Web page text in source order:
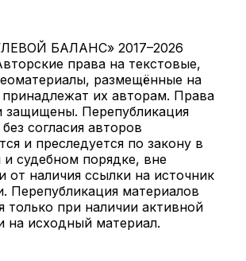
БАЛАНС» 2017–2026
права на текстовые,
размещённые на
их авторам. Права
защищены. Перепубликация
согласия авторов
и преследуется по закону в
судебном порядке, вне
от наличия ссылки на источник
Перепубликация материалов
только при наличии активной
на исходный материал.